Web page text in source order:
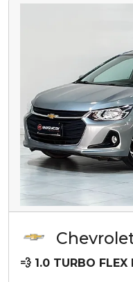
💨 1.0 TURBO